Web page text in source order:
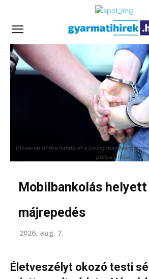
Close-up of the hands of a young man being
police officer.
Mobilbankolás helyett
májrepedés
2026. aug. 7.
Életveszélyt okozó testi